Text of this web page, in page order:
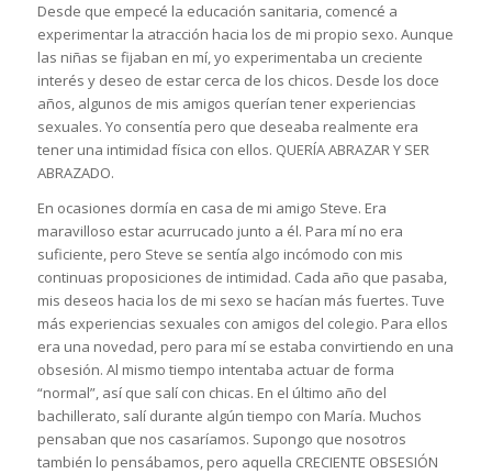
Desde que empecé la educación sanitaria, comencé a
experimentar la atracción hacia los de mi propio sexo. Aunque
las niñas se fijaban en mí, yo experimentaba un creciente
interés y deseo de estar cerca de los chicos. Desde los doce
años, algunos de mis amigos querían tener experiencias
sexuales. Yo consentía pero que deseaba realmente era
tener una intimidad física con ellos. QUERÍA ABRAZAR Y SER
ABRAZADO.
En ocasiones dormía en casa de mi amigo Steve. Era
maravilloso estar acurrucado junto a él. Para mí no era
suficiente, pero Steve se sentía algo incómodo con mis
continuas proposiciones de intimidad. Cada año que pasaba,
mis deseos hacia los de mi sexo se hacían más fuertes. Tuve
más experiencias sexuales con amigos del colegio. Para ellos
era una novedad, pero para mí se estaba convirtiendo en una
obsesión. Al mismo tiempo intentaba actuar de forma
“normal”, así que salí con chicas. En el último año del
bachillerato, salí durante algún tiempo con María. Muchos
pensaban que nos casaríamos. Supongo que nosotros
también lo pensábamos, pero aquella CRECIENTE OBSESIÓN